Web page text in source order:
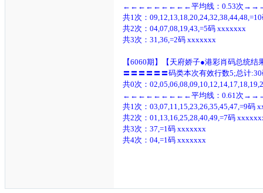
←←←←←←←←←平均线：0.53次
共1次：
共2次：04,07,08,19,43,=5码 xxxxxxx
共3次：31,36,=2码 xxxxxxx
【6060期】【天府娇子●港彩肖码总统结
〓〓〓〓〓〓码类本次有效行数5;总计
共0次：
←←←←←←←←←平均线：0.61次
共1次：03,07,11,15,23,26,35,45,47,=9码
共2次：01,13,16,25,28,40,49,=7码
共3次：37,=1码 xxxxxxx
共4次：04,=1码 xxxxxxx